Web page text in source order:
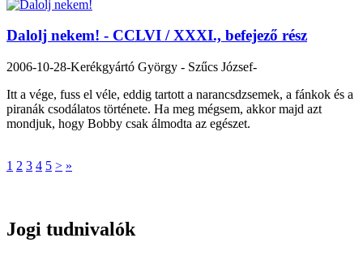
Dalolj nekem! - CCLVI / XXXI., befejező rész
2006-10-28-Kerékgyártó György - Szűcs József-
Itt a vége, fuss el véle, eddig tartott a narancsdzsemek, a fánkok és a
piranák csodálatos története. Ha meg mégsem, akkor majd azt
mondjuk, hogy Bobby csak álmodta az egészet.
1 2 3 4 5 > »
Jogi tudnivalók